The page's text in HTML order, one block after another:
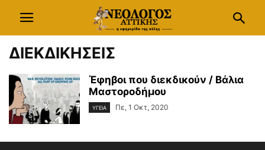
ΔΙΕΚΔΙΚΗΣΕΙΣ
Έφηβοι που διεκδικούν / Βάλια
Μαστοροδήμου
ΥΓΕΙΑ Πε, 1 Οκτ, 2020